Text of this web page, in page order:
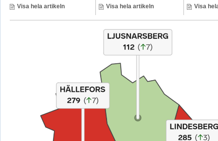
Visa hela artikeln Visa hela artikeln Visa